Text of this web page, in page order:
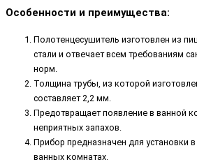
Особенности и преимущества:
Полотенцесушитель изготовлен из
стали и отвечает всем требованиям
норм.
Толщина трубы, из которой
составляет 2,2 мм.
Предотвращает появление в ванной
неприятных запахов.
Прибор предназначен для установки
ванных комнатах.